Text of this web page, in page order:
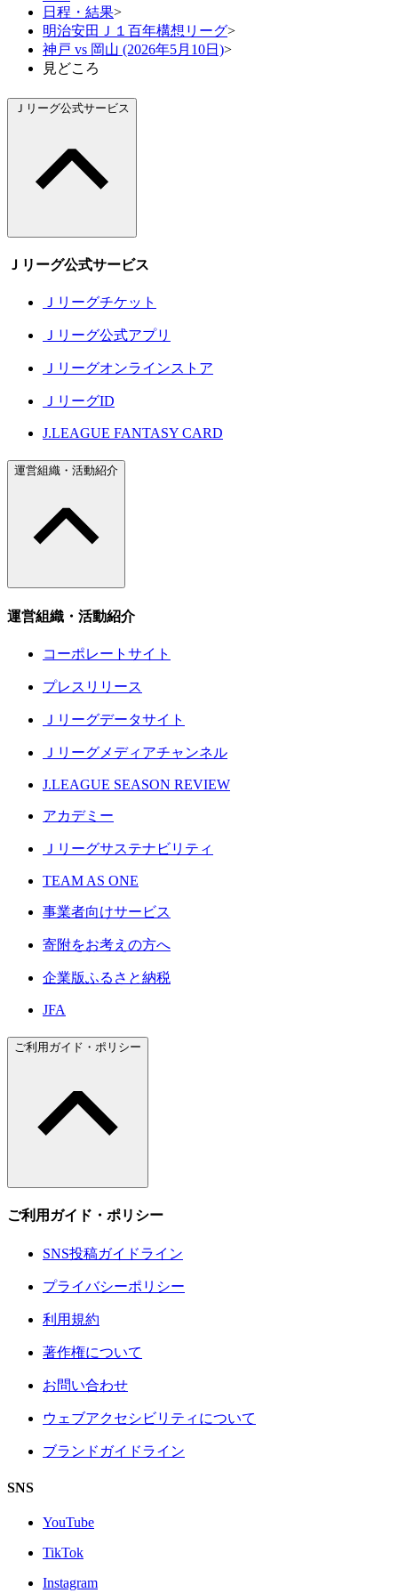
日程・結果>
明治安田Ｊ１百年構想リーグ>
神戸 vs 岡山 (2026年5月10日)>
見どころ
Ｊリーグ公式サービス
Ｊリーグ公式サービス
Ｊリーグチケット
Ｊリーグ公式アプリ
Ｊリーグオンラインストア
ＪリーグID
J.LEAGUE FANTASY CARD
運営組織・活動紹介
運営組織・活動紹介
コーポレートサイト
プレスリリース
Ｊリーグデータサイト
Ｊリーグメディアチャンネル
J.LEAGUE SEASON REVIEW
アカデミー
Ｊリーグサステナビリティ
TEAM AS ONE
事業者向けサービス
寄附をお考えの方へ
企業版ふるさと納税
JFA
ご利用ガイド・ポリシー
ご利用ガイド・ポリシー
SNS投稿ガイドライン
プライバシーポリシー
利用規約
著作権について
お問い合わせ
ウェブアクセシビリティについて
ブランドガイドライン
SNS
YouTube
TikTok
Instagram